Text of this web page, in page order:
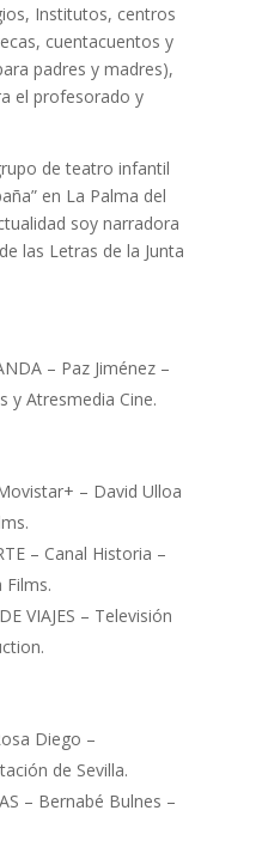
Institutos, centros
cuentacuentos y
padres y madres),
el profesorado y
de teatro infantil
en La Palma del
soy narradora
las Letras de la Junta
– Paz Jiménez –
y Atresmedia Cine.
– David Ulloa
– Canal Historia –
Films.
VIAJES – Televisión
Diego –
de Sevilla.
– Bernabé Bulnes –